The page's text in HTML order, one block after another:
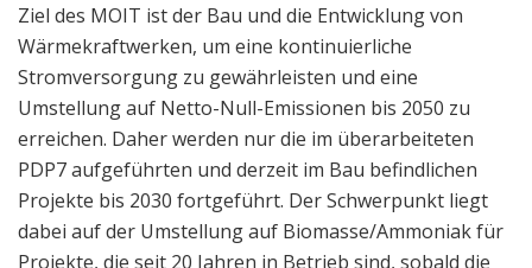
Ziel des MOIT ist der Bau und die Entwicklung von
Wärmekraftwerken, um eine kontinuierliche
Stromversorgung zu gewährleisten und eine
Umstellung auf Netto-Null-Emissionen bis 2050 zu
erreichen. Daher werden nur die im überarbeiteten
PDP7 aufgeführten und derzeit im Bau befindlichen
Projekte bis 2030 fortgeführt. Der Schwerpunkt liegt
dabei auf der Umstellung auf Biomasse/Ammoniak für
Projekte, die seit 20 Jahren in Betrieb sind, sobald die